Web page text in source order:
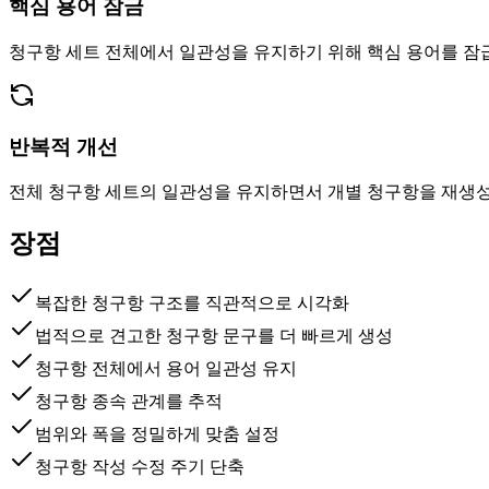
핵심 용어 잠금
청구항 세트 전체에서 일관성을 유지하기 위해 핵심 용어를 잠
반복적 개선
전체 청구항 세트의 일관성을 유지하면서 개별 청구항을 재생
장점
복잡한 청구항 구조를 직관적으로 시각화
법적으로 견고한 청구항 문구를 더 빠르게 생성
청구항 전체에서 용어 일관성 유지
청구항 종속 관계를 추적
범위와 폭을 정밀하게 맞춤 설정
청구항 작성 수정 주기 단축